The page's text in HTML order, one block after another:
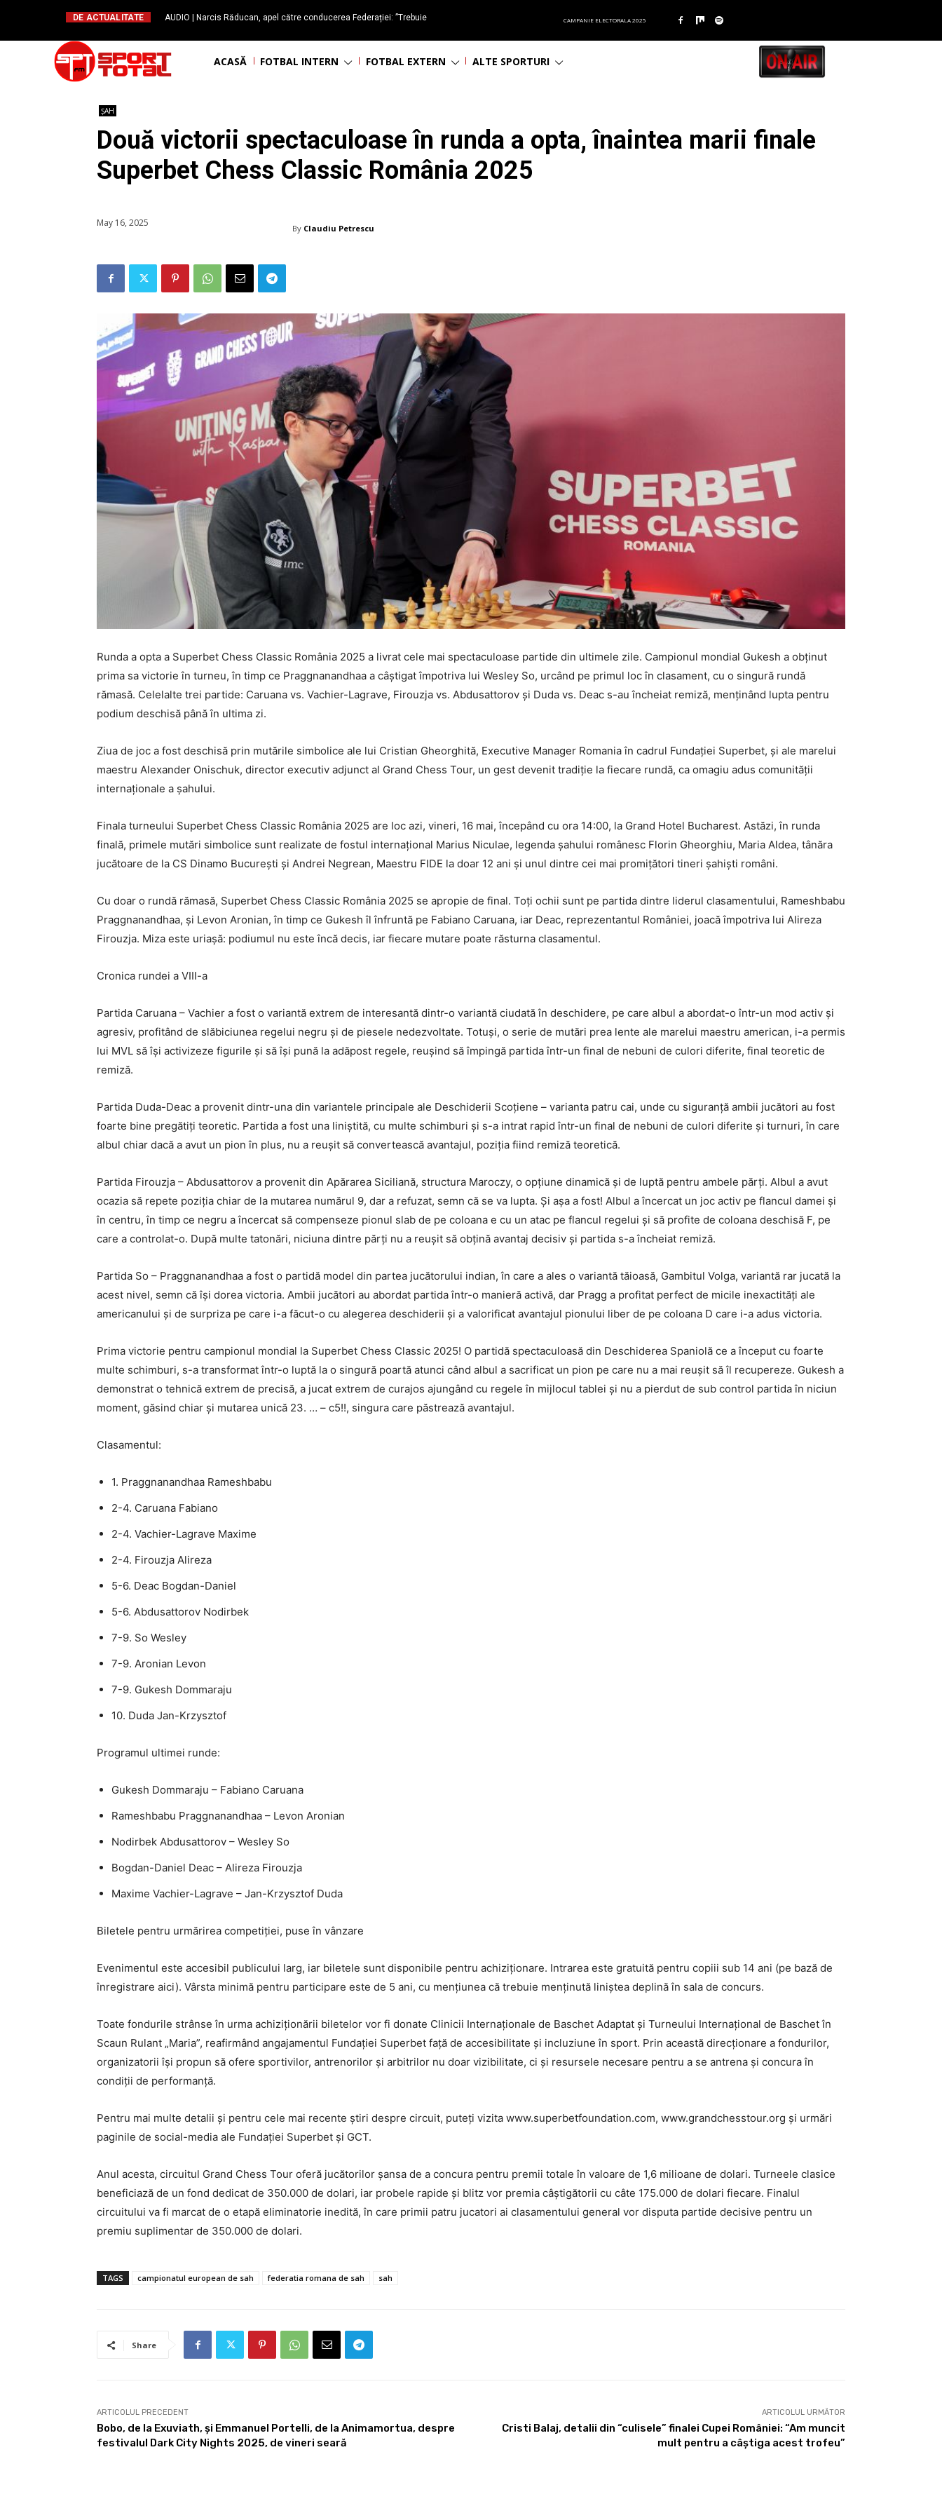
DE ACTUALITATE
AUDIO | Narcis Răducan, apel către conducerea Federației: ”Trebuie
CAMPANIE ELECTORALA 2025
ACASĂ FOTBAL INTERN FOTBAL EXTERN ALTE SPORTURI
ȘAH
Două victorii spectaculoase în runda a opta, înaintea marii finale
Superbet Chess Classic România 2025
May 16, 2025 By Claudiu Petrescu
Runda a opta a Superbet Chess Classic România 2025 a livrat cele mai spectaculoase partide din ultimele zile. Campionul mondial Gukesh a obținut
prima sa victorie în turneu, în timp ce Praggnanandhaa a câștigat împotriva lui Wesley So, urcând pe primul loc în clasament, cu o singură rundă
rămasă. Celelalte trei partide: Caruana vs. Vachier-Lagrave, Firouzja vs. Abdusattorov și Duda vs. Deac s-au încheiat remiză, menținând lupta pentru
podium deschisă până în ultima zi.
Ziua de joc a fost deschisă prin mutările simbolice ale lui Cristian Gheorghită, Executive Manager Romania în cadrul Fundației Superbet, și ale marelui
maestru Alexander Onischuk, director executiv adjunct al Grand Chess Tour, un gest devenit tradiție la fiecare rundă, ca omagiu adus comunității
internaționale a șahului.
Finala turneului Superbet Chess Classic România 2025 are loc azi, vineri, 16 mai, începând cu ora 14:00, la Grand Hotel Bucharest. Astăzi, în runda
finală, primele mutări simbolice sunt realizate de fostul internațional Marius Niculae, legenda șahului românesc Florin Gheorghiu, Maria Aldea, tânăra
jucătoare de la CS Dinamo București și Andrei Negrean, Maestru FIDE la doar 12 ani și unul dintre cei mai promițători tineri șahiști români.
Cu doar o rundă rămasă, Superbet Chess Classic România 2025 se apropie de final. Toți ochii sunt pe partida dintre liderul clasamentului, Rameshbabu
Praggnanandhaa, și Levon Aronian, în timp ce Gukesh îl înfruntă pe Fabiano Caruana, iar Deac, reprezentantul României, joacă împotriva lui Alireza
Firouzja. Miza este uriașă: podiumul nu este încă decis, iar fiecare mutare poate răsturna clasamentul.
Cronica rundei a VIII-a
Partida Caruana – Vachier a fost o variantă extrem de interesantă dintr-o variantă ciudată în deschidere, pe care albul a abordat-o într-un mod activ și
agresiv, profitând de slăbiciunea regelui negru și de piesele nedezvoltate. Totuși, o serie de mutări prea lente ale marelui maestru american, i-a permis
lui MVL să își activizeze figurile și să își pună la adăpost regele, reușind să împingă partida într-un final de nebuni de culori diferite, final teoretic de
remiză.
Partida Duda-Deac a provenit dintr-una din variantele principale ale Deschiderii Scoțiene – varianta patru cai, unde cu siguranță ambii jucători au fost
foarte bine pregătiți teoretic. Partida a fost una liniștită, cu multe schimburi și s-a intrat rapid într-un final de nebuni de culori diferite și turnuri, în care
albul chiar dacă a avut un pion în plus, nu a reușit să convertească avantajul, poziția fiind remiză teoretică.
Partida Firouzja – Abdusattorov a provenit din Apărarea Siciliană, structura Maroczy, o opțiune dinamică și de luptă pentru ambele părți. Albul a avut
ocazia să repete poziția chiar de la mutarea numărul 9, dar a refuzat, semn că se va lupta. Și așa a fost! Albul a încercat un joc activ pe flancul damei și
în centru, în timp ce negru a încercat să compenseze pionul slab de pe coloana e cu un atac pe flancul regelui și să profite de coloana deschisă F, pe
care a controlat-o. După multe tatonări, niciuna dintre părți nu a reușit să obțină avantaj decisiv și partida s-a încheiat remiză.
Partida So – Praggnanandhaa a fost o partidă model din partea jucătorului indian, în care a ales o variantă tăioasă, Gambitul Volga, variantă rar jucată la
acest nivel, semn că își dorea victoria. Ambii jucători au abordat partida într-o manieră activă, dar Pragg a profitat perfect de micile inexactități ale
americanului și de surpriza pe care i-a făcut-o cu alegerea deschiderii și a valorificat avantajul pionului liber de pe coloana D care i-a adus victoria.
Prima victorie pentru campionul mondial la Superbet Chess Classic 2025! O partidă spectaculoasă din Deschiderea Spaniolă ce a început cu foarte
multe schimburi, s-a transformat într-o luptă la o singură poartă atunci când albul a sacrificat un pion pe care nu a mai reușit să îl recupereze. Gukesh a
demonstrat o tehnică extrem de precisă, a jucat extrem de curajos ajungând cu regele în mijlocul tablei și nu a pierdut de sub control partida în niciun
moment, găsind chiar și mutarea unică 23. … – c5!!, singura care păstrează avantajul.
Clasamentul:
1. Praggnanandhaa Rameshbabu
2-4. Caruana Fabiano
2-4. Vachier-Lagrave Maxime
2-4. Firouzja Alireza
5-6. Deac Bogdan-Daniel
5-6. Abdusattorov Nodirbek
7-9. So Wesley
7-9. Aronian Levon
7-9. Gukesh Dommaraju
10. Duda Jan-Krzysztof
Programul ultimei runde:
Gukesh Dommaraju – Fabiano Caruana
Rameshbabu Praggnanandhaa – Levon Aronian
Nodirbek Abdusattorov – Wesley So
Bogdan-Daniel Deac – Alireza Firouzja
Maxime Vachier-Lagrave – Jan-Krzysztof Duda
Biletele pentru urmărirea competiției, puse în vânzare
Evenimentul este accesibil publicului larg, iar biletele sunt disponibile pentru achiziționare. Intrarea este gratuită pentru copiii sub 14 ani (pe bază de
înregistrare aici). Vârsta minimă pentru participare este de 5 ani, cu mențiunea că trebuie menținută liniștea deplină în sala de concurs.
Toate fondurile strânse în urma achiziționării biletelor vor fi donate Clinicii Internaționale de Baschet Adaptat și Turneului Internațional de Baschet în
Scaun Rulant „Maria”, reafirmând angajamentul Fundației Superbet față de accesibilitate și incluziune în sport. Prin această direcționare a fondurilor,
organizatorii își propun să ofere sportivilor, antrenorilor și arbitrilor nu doar vizibilitate, ci și resursele necesare pentru a se antrena și concura în
condiții de performanță.
Pentru mai multe detalii și pentru cele mai recente știri despre circuit, puteți vizita www.superbetfoundation.com, www.grandchesstour.org și urmări
paginile de social-media ale Fundației Superbet și GCT.
Anul acesta, circuitul Grand Chess Tour oferă jucătorilor șansa de a concura pentru premii totale în valoare de 1,6 milioane de dolari. Turneele clasice
beneficiază de un fond dedicat de 350.000 de dolari, iar probele rapide și blitz vor premia câștigătorii cu câte 175.000 de dolari fiecare. Finalul
circuitului va fi marcat de o etapă eliminatorie inedită, în care primii patru jucatori ai clasamentului general vor disputa partide decisive pentru un
premiu suplimentar de 350.000 de dolari.
TAGS campionatul european de sah federatia romana de sah sah
Share
ARTICOLUL PRECEDENT
Bobo, de la Exuviath, și Emmanuel Portelli, de la Animamortua, despre
festivalul Dark City Nights 2025, de vineri seară
ARTICOLUL URMĂTOR
Cristi Balaj, detalii din “culisele” finalei Cupei României: “Am muncit
mult pentru a câștiga acest trofeu”